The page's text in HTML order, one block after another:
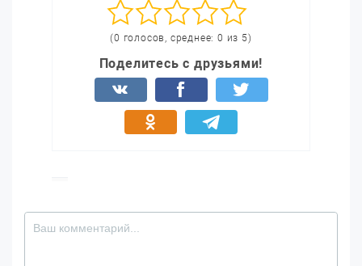
(0 голосов, среднее: 0 из 5)
Поделитесь с друзьями!